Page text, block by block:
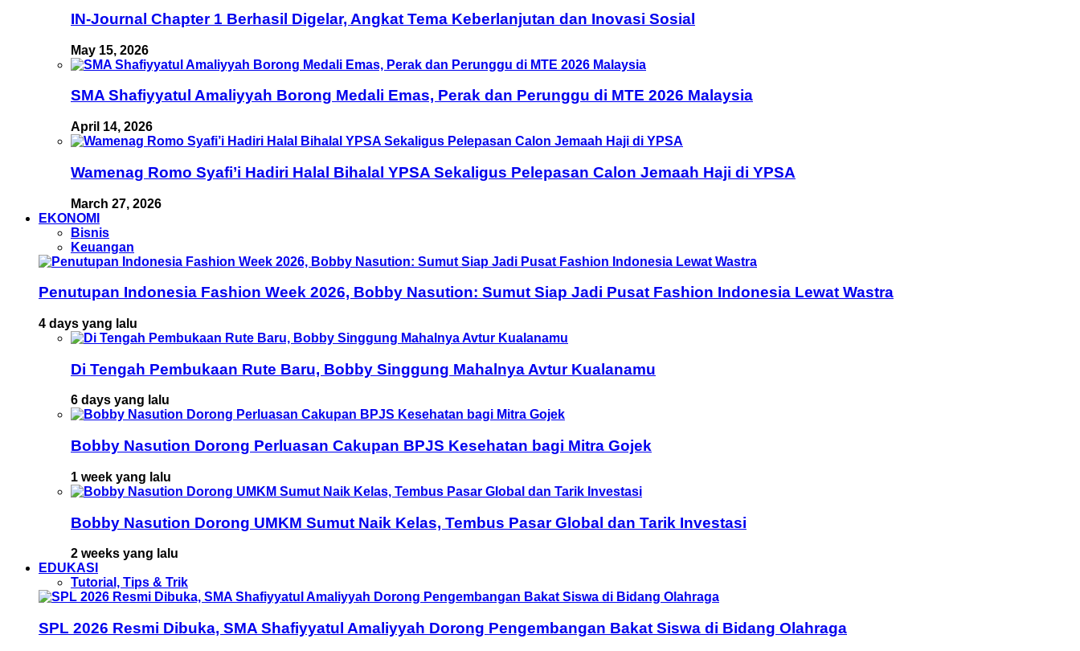
IN-Journal Chapter 1 Berhasil Digelar, Angkat Tema Keberlanjutan dan Inovasi Sosial
May 15, 2026
SMA Shafiyyatul Amaliyyah Borong Medali Emas, Perak dan Perunggu di MTE 2026 Malaysia
April 14, 2026
Wamenag Romo Syafi’i Hadiri Halal Bihalal YPSA Sekaligus Pelepasan Calon Jemaah Haji di YPSA
March 27, 2026
EKONOMI
Bisnis
Keuangan
Penutupan Indonesia Fashion Week 2026, Bobby Nasution: Sumut Siap Jadi Pusat Fashion Indonesia Lewat Wastra
4 days yang lalu
Di Tengah Pembukaan Rute Baru, Bobby Singgung Mahalnya Avtur Kualanamu
6 days yang lalu
Bobby Nasution Dorong Perluasan Cakupan BPJS Kesehatan bagi Mitra Gojek
1 week yang lalu
Bobby Nasution Dorong UMKM Sumut Naik Kelas, Tembus Pasar Global dan Tarik Investasi
2 weeks yang lalu
EDUKASI
Tutorial, Tips & Trik
SPL 2026 Resmi Dibuka, SMA Shafiyyatul Amaliyyah Dorong Pengembangan Bakat Siswa di Bidang Olahraga